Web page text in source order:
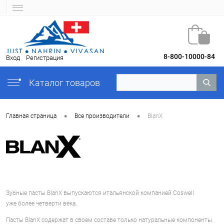
Вход Регистрация 8-800-10000-84
Каталог товаров
Главная страница • Все производители • BlanX
Зубные пасты BlanX выпускаются итальянской компанией Coswell
уже более четверти века.
Пасты BlanX содержат в своем составе только натуральные компоненты.